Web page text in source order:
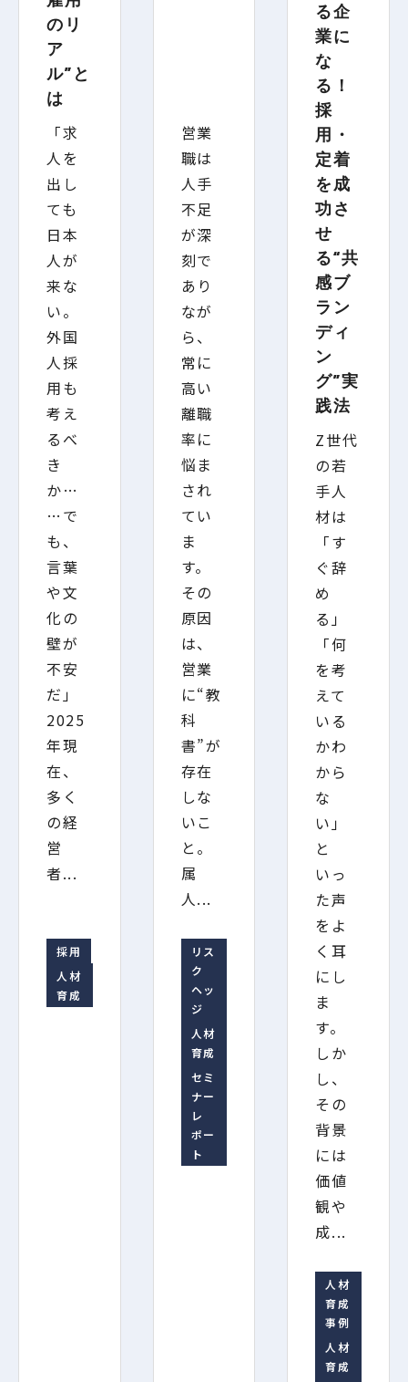
のリ
ア
ル”と
は
「求
人を
出し
ても
日本
人が
来な
い。
外国
人採
用も
考え
るべ
き
か…
…で
も、
言葉
や文
化の
壁が
不安
だ」
2025
年現
在、
多く
の経
営
者...
採用
人材
育成
営業
職は
人手
不足
が深
刻で
あり
なが
ら、
常に
高い
離職
率に
悩ま
され
てい
ま
す。
その
原因
は、
営業
に“教
科
書”が
存在
しな
いこ
と。
属
人...
リス
ク
ヘッ
ジ
人材
育成
セミ
ナー
レ
ポー
ト
る企
業に
な
る！
採
用・
定着
を成
功さ
せ
る“共
感ブ
ラン
ディ
ン
グ”実
践法
Z世代
の若
手人
材は
「す
ぐ辞
め
る」
「何
を考
えて
いる
かわ
から
な
い」
と
いっ
た声
をよ
く耳
にし
ま
す。
しか
し、
その
背景
には
価値
観や
成...
人材
育成
事例
人材
育成